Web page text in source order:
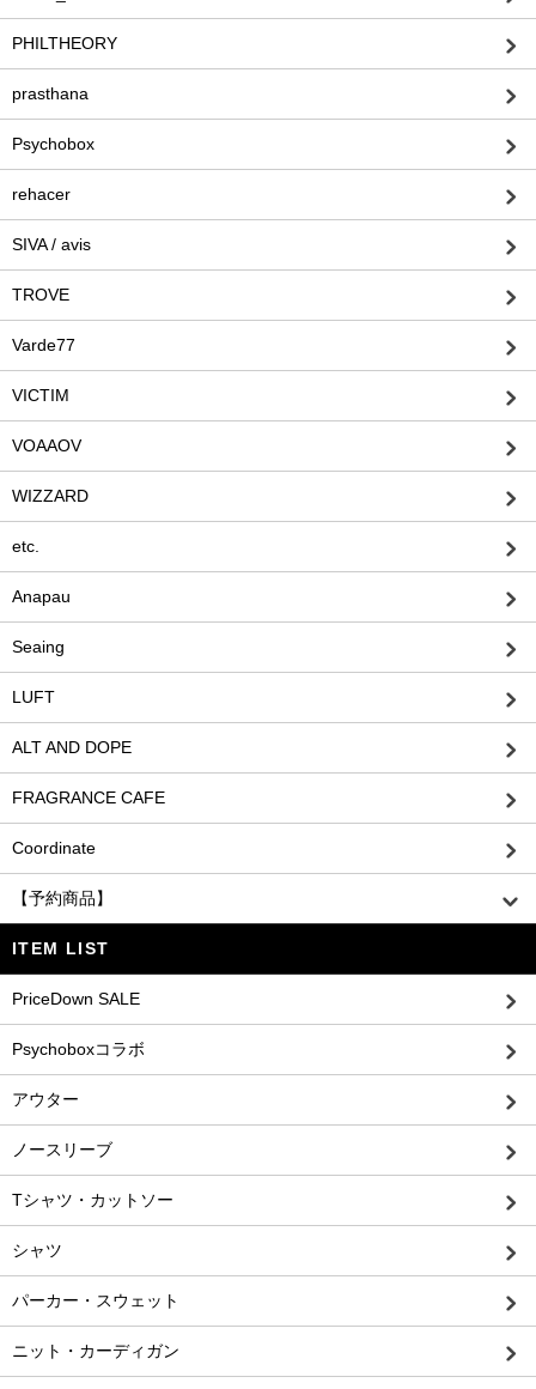
PHILTHEORY
prasthana
Psychobox
rehacer
SIVA / avis
TROVE
Varde77
VICTIM
VOAAOV
WIZZARD
etc.
Anapau
Seaing
LUFT
ALT AND DOPE
FRAGRANCE CAFE
Coordinate
【予約商品】
ITEM LIST
PriceDown SALE
Psychoboxコラボ
アウター
ノースリーブ
Tシャツ・カットソー
シャツ
パーカー・スウェット
ニット・カーディガン